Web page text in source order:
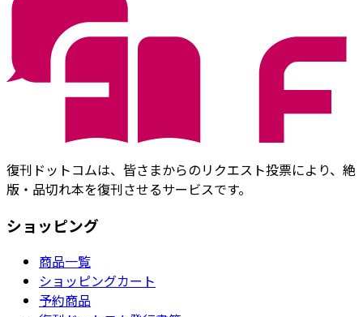
復刊ドットコムは、皆さまからのリクエスト投票により、絶
版・品切れ本を復刊させるサービスです。
ショッピング
商品一覧
ショッピングカート
予約商品